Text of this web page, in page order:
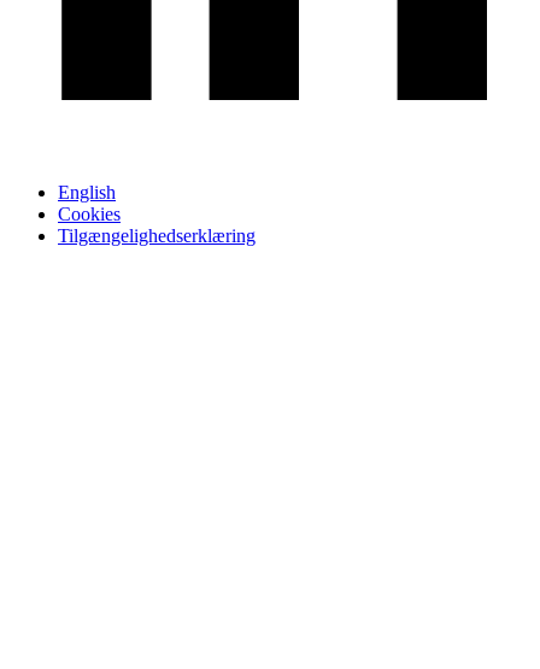
English
Cookies
Tilgængelighedserklæring